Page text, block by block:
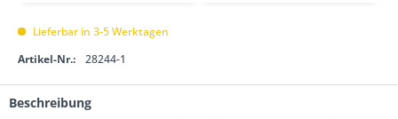
Lieferbar in 3-5 Werktagen
Artikel-Nr.:
28244-1
Beschreibung